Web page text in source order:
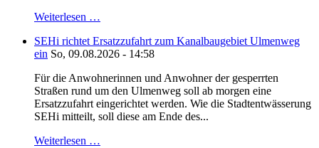
Weiterlesen …
SEHi richtet Ersatzzufahrt zum Kanalbaugebiet Ulmenweg
ein So, 09.08.2026 - 14:58
Für die Anwohnerinnen und Anwohner der gesperrten
Straßen rund um den Ulmenweg soll ab morgen eine
Ersatzzufahrt eingerichtet werden. Wie die Stadtentwässerung
SEHi mitteilt, soll diese am Ende des...
Weiterlesen …